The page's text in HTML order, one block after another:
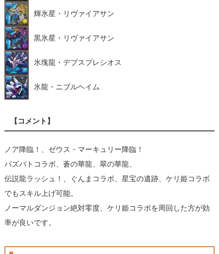
輝氷星・リヴァイアサン
黒氷星・リヴァイアサン
氷塊龍・デプスプレシオス
氷龍・ニブルヘイム
【コメント】
ノア降臨！、ゼウス・マーキュリー降臨！
パズバトコラボ、蒼の華龍、翠の華龍、
伝説龍ラッシュ！、ぐんまコラボ、星宝の遺跡、ケリ姫コラボ
でもスキル上げ可能。
ノーマルダンジョン絶対零度、ケリ姫コラボを周回した方が効
率が良いです。